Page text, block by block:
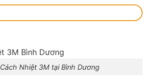
Nhiệt 3M tại Bình Dương